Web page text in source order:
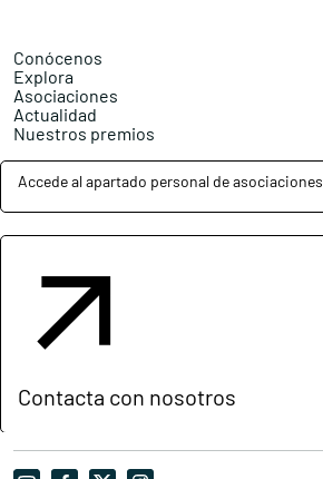
Conócenos
Explora
Asociaciones
Actualidad
Nuestros premios
Accede al apartado personal de asociaciones
Contacta con nosotros